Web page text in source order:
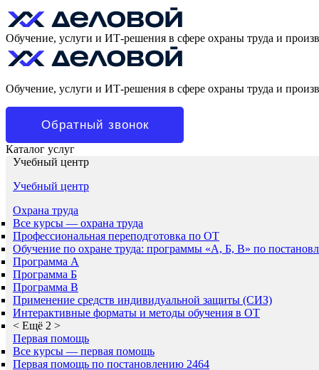
Обучение, услуги и ИТ-решения в сфере охраны труда и
Обучение, услуги и ИТ-решения в сфере охраны труда и
Обратный звонок
Каталог услуг
Учебный центр
Учебный центр
Охрана труда
Все курсы — охрана труда
Профессиональная переподготовка по ОТ
Обучение по охране труда: программы «А, Б, В» по
Программа А
Программа Б
Программа В
Применение средств индивидуальной защиты (СИЗ)
Интерактивные форматы и методы обучения в ОТ
< Ещё 2 >
Первая помощь
Все курсы — первая помощь
Первая помощь по постановлению 2464